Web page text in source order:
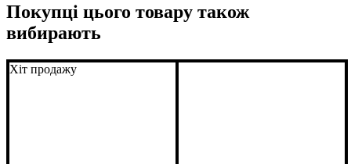
Покупці цього товару також
вибирають
Хіт продажу